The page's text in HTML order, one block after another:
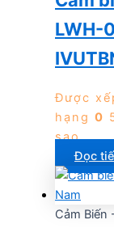
LWH-
Được
hạng 0
sao
Đọc
Cảm Biến